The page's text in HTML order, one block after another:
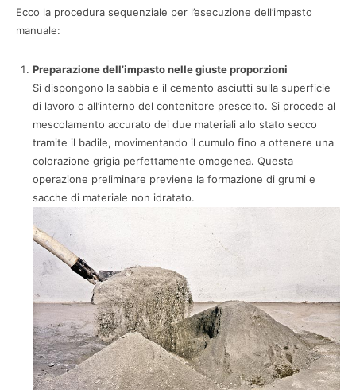
Ecco la procedura sequenziale per l’esecuzione dell’impasto
manuale:
Preparazione dell’impasto nelle giuste proporzioni
Si dispongono la sabbia e il cemento asciutti sulla superficie
di lavoro o all’interno del contenitore prescelto. Si procede al
mescolamento accurato dei due materiali allo stato secco
tramite il badile, movimentando il cumulo fino a ottenere una
colorazione grigia perfettamente omogenea. Questa
operazione preliminare previene la formazione di grumi e
sacche di materiale non idratato.